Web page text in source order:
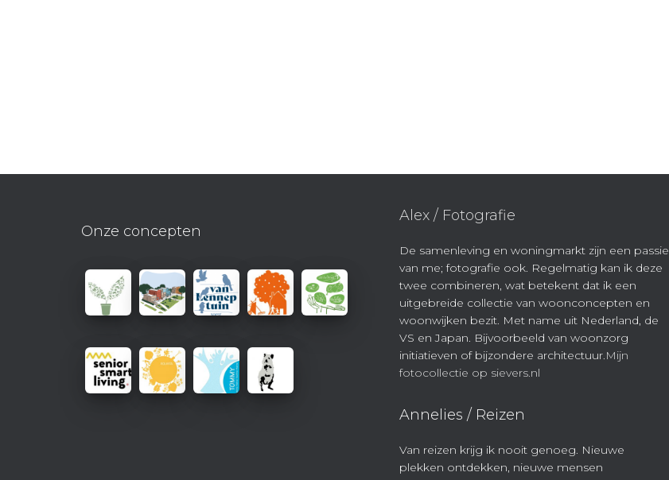
Onze concepten
Alex / Fotografie
De samenleving en woningmarkt zijn een passie
van me; fotografie ook. Regelmatig kan ik deze
twee combineren, wat betekent dat ik een
uitgebreide collectie van woonconcepten en
woonwijken bezit. Met name uit Nederland, de
VS en Japan. Bijvoorbeeld van woonzorg
initiatieven of bijzondere architectuur.Mijn
fotocollectie op sievers.nl
Annelies / Reizen
Van reizen krijg ik nooit genoeg. Nieuwe
plekken ontdekken, nieuwe mensen